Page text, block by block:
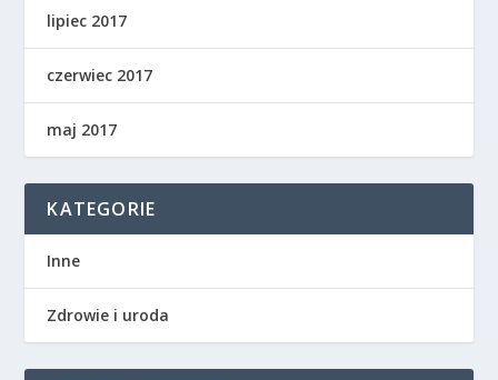
lipiec 2017
czerwiec 2017
maj 2017
KATEGORIE
Inne
Zdrowie i uroda